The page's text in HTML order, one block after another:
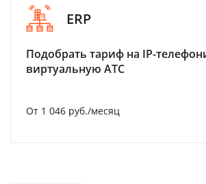
ERP
Подобрать тариф на IP-
виртуальную АТС
От 1 046 руб./месяц